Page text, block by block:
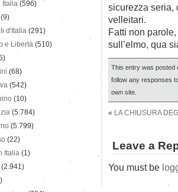
sicurezza seria,
velleitari.
Fatti non
sull’elmo, qua
This entry was posted
follow any responses
own site.
« LA CHIUSURA
Leave a
You must be
Italia (596)
(9)
d'Italia (291)
e Libertà (510)
(68)
(542)
(10)
(5.784)
(5.799)
(22)
Italia (1)
(2.941)